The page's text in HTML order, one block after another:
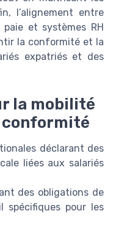
l’alignement entre
et systèmes RH
la conformité et la
expatriés et des
la mobilité
déclarant des
liées aux salariés
des obligations de
spécifiques pour les